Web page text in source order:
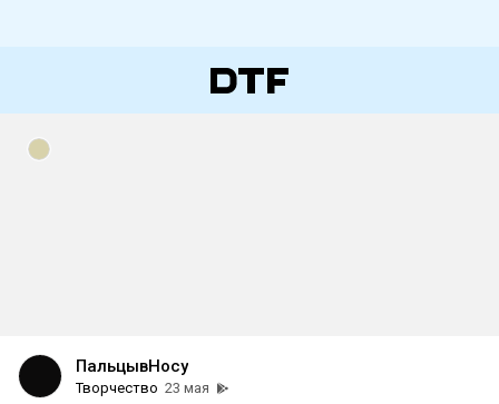
ПальцывНосу
Творчество 23 мая